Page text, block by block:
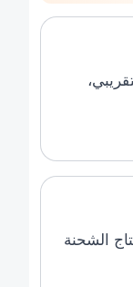
الشحنة